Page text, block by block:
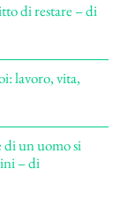
di restare – di
lavoro, vita,
di un uomo si
– di